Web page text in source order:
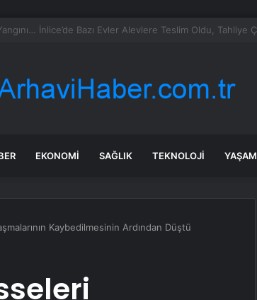
uyarısı! Bulanık ve kötü kokulu suda yüzmeyin
EKONOMI SAĞLIK TEKNOLOJI YAŞAM
Kaybedilmesinin Ardından Düştü